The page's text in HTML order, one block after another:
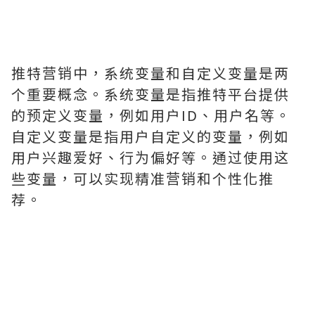
推特营销中，系统变量和自定义变量是两
个重要概念。系统变量是指推特平台提供
的预定义变量，例如用户ID、用户名等。
自定义变量是指用户自定义的变量，例如
用户兴趣爱好、行为偏好等。通过使用这
些变量，可以实现精准营销和个性化推
荐。